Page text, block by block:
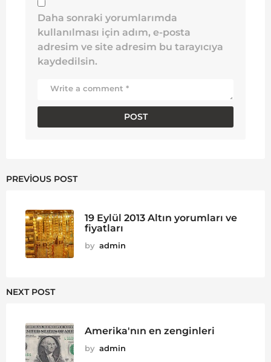
Daha sonraki yorumlarımda
kullanılması için adım, e-posta
adresim ve site adresim bu tarayıcıya
kaydedilsin.
PREVIOUS POST
19 Eylül 2013 Altın yorumları ve
fiyatları
by admin
NEXT POST
Amerika'nın en zenginleri
by admin